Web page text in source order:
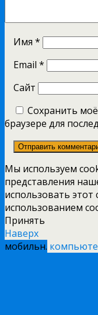
Имя *
Email *
Сайт
Сохранить
браузере для
Мы используем
представления
использовать этот
использованием
Принять
Наверх
мобильн.